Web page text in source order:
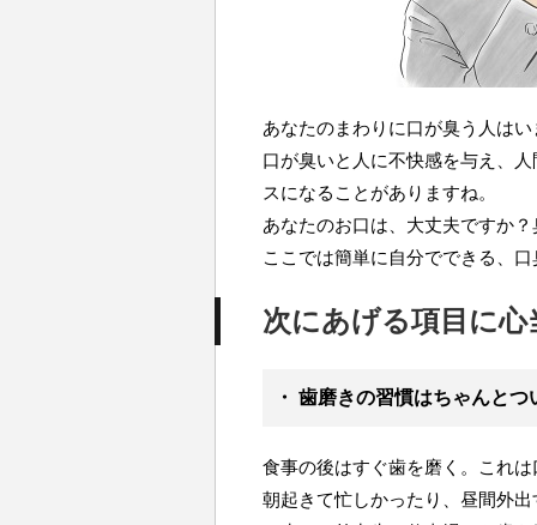
あなたのまわりに口が臭う人は
口が臭いと人に不快感を与え、
スになることがありますね。
あなたのお口は、大丈夫ですか
ここでは簡単に自分でできる、
次にあげる項目に
・ 歯磨きの習慣はちゃんと
食事の後はすぐ歯を磨く。これ
朝起きて忙しかったり、昼間外